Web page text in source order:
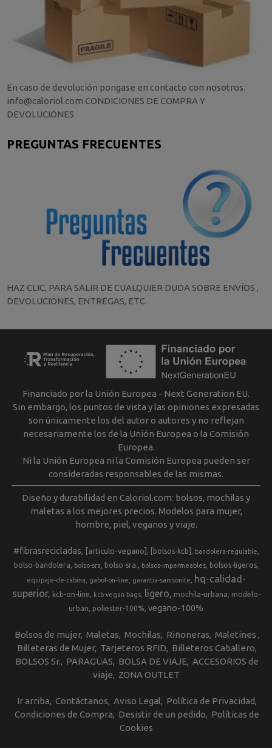
En caso de devolución pongase en contacto con nosotros.
info@caloriol.com CONDICIONES DE COMPRA Y
DEVOLUCIONES
PREGUNTAS FRECUENTES
HAZ CLIC, PARA SALIR DE CUALQUIER DUDA SOBRE ENVÍOS ,
DEVOLUCIONES, ENTREGAS, ETC.
Financiado por la Unión Europea - Next Generation EU.
Sin embargo, los puntos de vista y las opiniones expresadas
son únicamente los del autor o autores y no reflejan
necesariamente los de la Unión Europea o la Comisión
Europea.
Ni la Unión Europea ni la Comisión Europea pueden ser
consideradas responsables de las mismas.
Diseño y durabilidad en Caloriol.com: bolsos, mochilas y
maletas a los mejores precios. Modelos para mujer,
hombre, piel, veganos y viaje.
#fibrasrecicladas [articulo-vegano] [bolsos-kcb] bandolera-regulable
bolso-bandolera bolso-sra bolso-sra. bolsos-impermeables bolsos-ligeros
equipaje-de-cabina gabol-on-line garantia-samsonite
hq-calidad-
superior
kcb-on-line kcb-vegan-bags ligero mochila-urbana
modelo-
urban
poliester-100% vegano-100%
Bolsos de mujer Maletas Mochilas Riñoneras Maletines
Billeteras de Mujer Tarjeteros RFID
Billeteros Caballero
BOLSOS Sr.
PARAGÜAS BOLSA DE VIAJE ACCESORIOS de
viaje
ZONA OUTLET
Ir arriba Contáctanos Aviso Legal
Política de Privacidad
Condiciones de Compra
Desistir de un pedido
Políticas de
Cookies